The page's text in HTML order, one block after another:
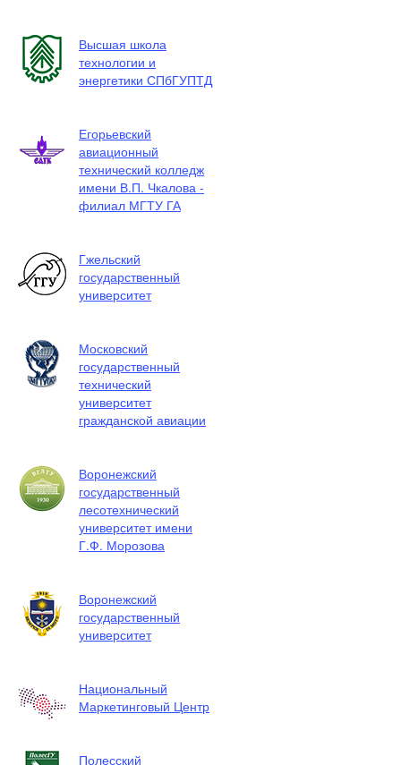
Высшая школа
технологии и
энергетики СПбГУПТД
Егорьевский
авиационный
технический колледж
имени В.П. Чкалова -
филиал МГТУ ГА
Гжельский
государственный
университет
Московский
государственный
технический
университет
гражданской авиации
Воронежский
государственный
лесотехнический
университет имени
Г.Ф. Морозова
Воронежский
государственный
университет
Национальный
Маркетинговый Центр
Полесский